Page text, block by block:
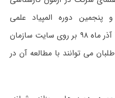
و بیست و پنجمین دوره المپیاد علمی
دانشجویی کشور از روز شنبه ۱۶ آذر ماه ۹۸ بر روی سایت سازمان
می توانند با مطالعه آن در